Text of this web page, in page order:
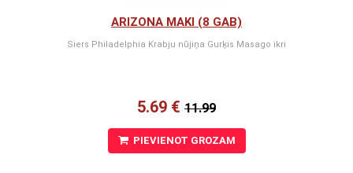
ARIZONA MAKI (8 GAB)
Siers Philadelphia Krabju nūjiņa Gurķis Masago ikri
5.69 € 11.99
PIEVIENOT GROZAM